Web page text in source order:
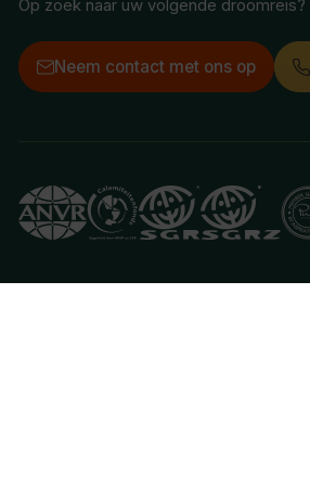
Op zoek naar uw volgende droomreis?
Neem contact met ons op